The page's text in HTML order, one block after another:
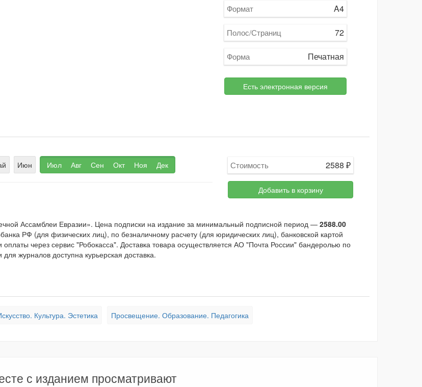
Формат A4
Полос/Страниц 72
Форма Печатная
Есть электронная версия
Июн Июл Авг Сен Окт Ноя Дек Стоимость 2588 ₽
Добавить в корзину
Ассамблеи Евразии». Цена подписки на издание за минимальный подписной период — 2588.00
РФ (для физических лиц), по безналичному расчету (для юридических лиц), банковской картой
через сервис "Робокасса". Доставка товара осуществляется АО "Почта России" бандеролью по
журналов доступна курьерская доставка.
Культура. Эстетика Просвещение. Образование. Педагогика
с изданием просматривают